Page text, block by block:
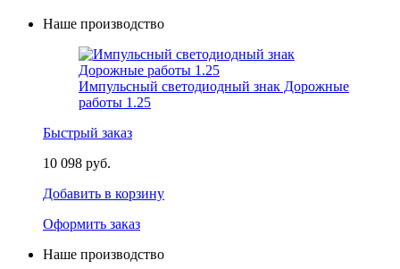
Наше производство
Импульсный светодиодный знак Дорожные
работы 1.25
Быстрый заказ
10 098 руб.
Добавить в корзину
Оформить заказ
Наше производство